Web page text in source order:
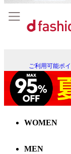
ご利用可能ポ
WOMEN
MEN